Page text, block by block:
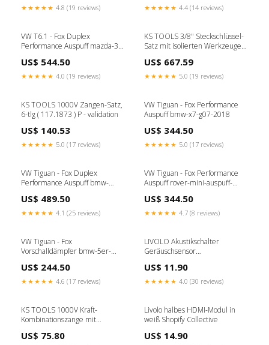
★★★★★ 4.8 (19 reviews) ★★★★★ 4.4 (14 reviews)
VW T6.1 - Fox Duplex
Performance Auspuff mazda-3-
US$ 544.50
★★★★★ 4.0 (19 reviews)
KS TOOLS 3/8" Steckschlüssel-
Satz mit isolierten Werkzeugen,
US$ 667.59
★★★★★ 5.0 (19 reviews)
KS TOOLS 1000V Zangen-Satz,
6-tlg ( 117.1873 ) P - validation
US$ 140.53
★★★★★ 5.0 (17 reviews)
VW Tiguan - Fox Performance
Auspuff bmw-x7-g07-2018
US$ 344.50
★★★★★ 5.0 (17 reviews)
VW Tiguan - Fox Duplex
Performance Auspuff bmw-
cabrio-11-2006-10-2013-coupe-
sportendschalldampfer-
US$ 489.50
★★★★★ 4.1 (25 reviews)
VW Tiguan - Fox Performance
Auspuff rover-mini-auspuff-
US$ 344.50
★★★★★ 4.7 (8 reviews)
VW Tiguan - Fox
Vorschalldämpfer bmw-5er-
US$ 244.50
★★★★★ 4.6 (17 reviews)
LIVOLO Akustikschalter
Geräuschsensor
PIPETEC
US$ 11.90
★★★★★ 4.0 (30 reviews)
KS TOOLS 1000V Kraft-
Kombinationszange mit
Sicherheitsleine ( 117.2201 )
US$ 75.80
Livolo halbes HDMI-Modul in
weiß Shopify Collective
US$ 14.90